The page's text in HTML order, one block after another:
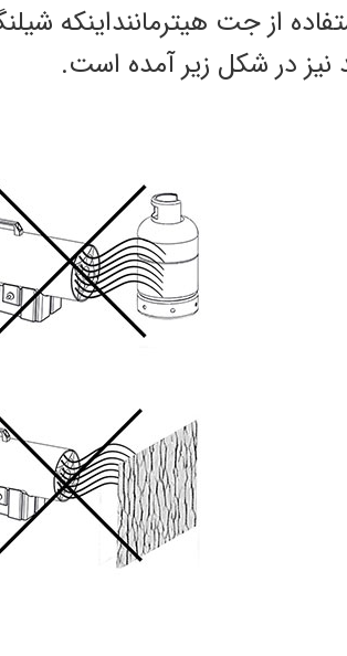
از جت هیترماننداینکه
نیز در شکل زیر آمده است.